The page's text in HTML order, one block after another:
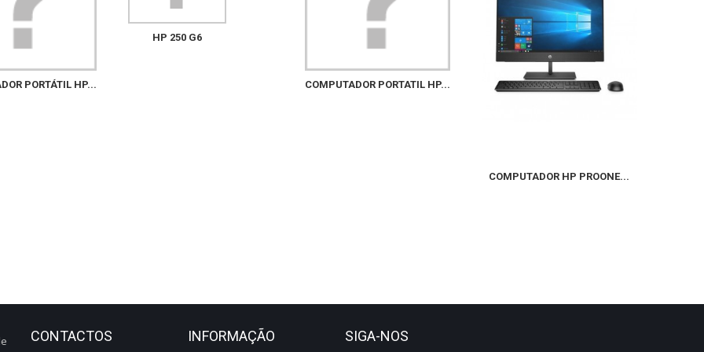
PORTÁTIL HP...
HP 250 G6
COMPUTADOR PORTATIL HP...
COMPUTADOR HP PROONE...
CONTACTOS INFORMAÇÃO SIGA-NOS